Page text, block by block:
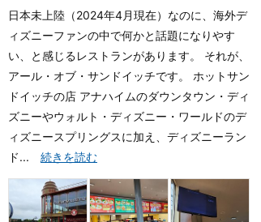
日本未上陸（2024年4月現在）なのに、海外デ
ィズニーファンの中で何かと話題になりやす
い、と感じるレストランがあります。 それが、
アール・オブ・サンドイッチです。 ホットサン
ドイッチの店 アナハイムのダウンタウン・ディ
ズニーやウォルト・ディズニー・ワールドのデ
ィズニースプリングスに加え、ディズニーラン
ド... 続きを読む